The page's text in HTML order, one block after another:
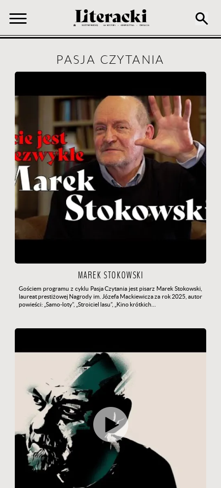
PASJA CZYTANIA
MAREK STOKOWSKI
Gościem programu z cyklu Pasja Czytania jest pisarz Marek Stokowski,
laureat prestiżowej Nagrody im. Józefa Mackiewicza za rok 2025, autor
powieści: „Samo-loty”, „Stroiciel lasu”, „Kino krótkich…